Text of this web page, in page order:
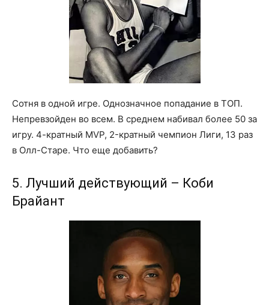
Сотня в одной игре. Однозначное попадание в ТОП.
Непревзойден во всем. В среднем набивал более 50 за
игру. 4-кратный MVP, 2-кратный чемпион Лиги, 13 раз
в Олл-Старе. Что еще добавить?
5. Лучший действующий – Коби
Брайант